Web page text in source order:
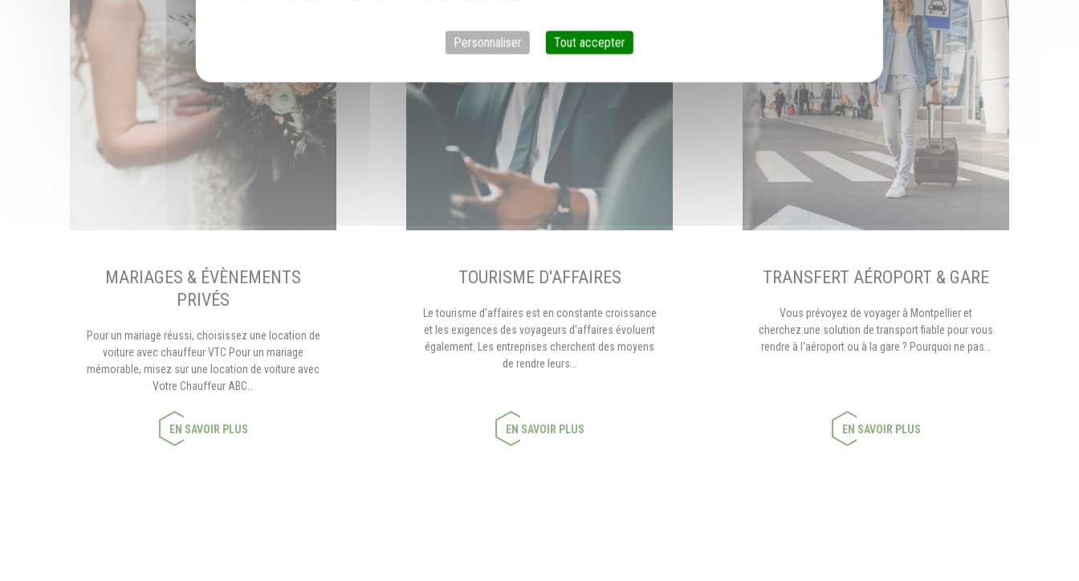
MARIAGES & ÉVÈNEMENTS
PRIVÉS
Pour un mariage réussi, choisissez une location de
voiture avec chauffeur VTC Pour un mariage
mémorable, misez sur une location de voiture avec
Votre Chauffeur ABC…
EN SAVOIR PLUS
TOURISME D'AFFAIRES
Le tourisme d'affaires est en constante croissance
et les exigences des voyageurs d'affaires évoluent
également. Les entreprises cherchent des moyens
de rendre leurs…
EN SAVOIR PLUS
TRANSFERT AÉROPORT & GARE
Vous prévoyez de voyager à Montpellier et
cherchez une solution de transport fiable pour vous
rendre à l'aéroport ou à la gare ? Pourquoi ne pas…
EN SAVOIR PLUS
Tout accepter
Personnaliser